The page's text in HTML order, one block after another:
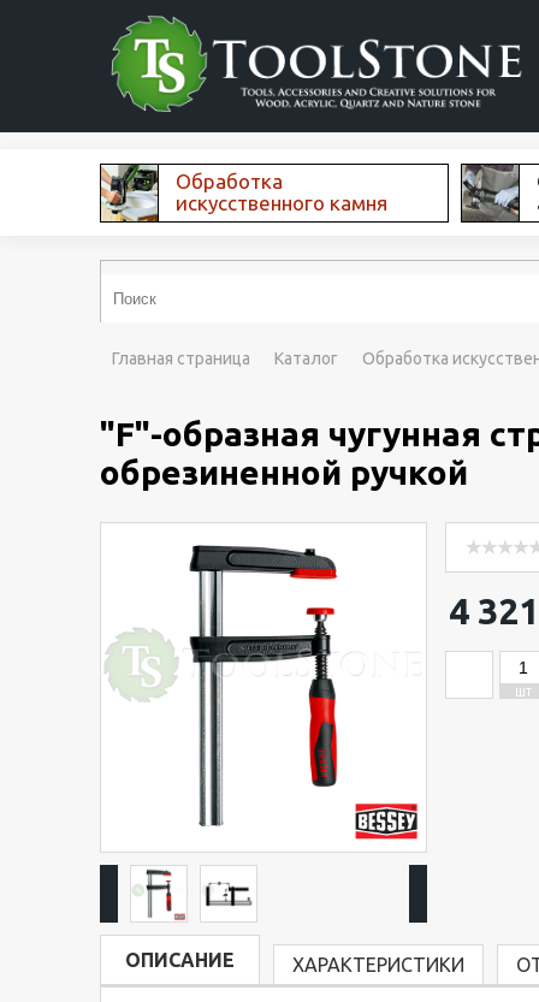
Обработка
искусственного камня
Главная страница Каталог Обработка
"F"-образная чугунная
обрезиненной ручкой
4
ШТ
ОПИСАНИЕ ХАРАКТЕРИСТИКИ